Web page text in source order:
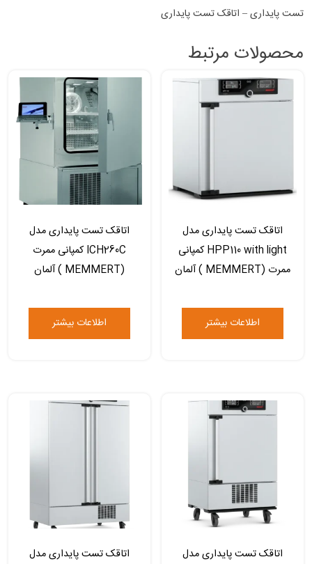
تست پایداری – اتاقک تست پایداری
محصولات مرتبط
اتاقک تست پایداری مدل
HPP110 with light کمپانی
ممرت (MEMMERT ) آلمان
اطلاعات بیشتر
اتاقک تست پایداری مدل
ICH260C کمپانی ممرت
(MEMMERT ) آلمان
اطلاعات بیشتر
اتاقک تست پایداری مدل
اتاقک تست پایداری مدل